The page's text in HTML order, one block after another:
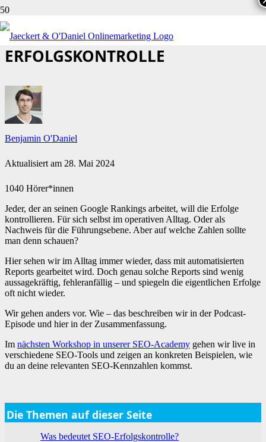
SO GEHT SEO-
ERFOLGSKONTROLLE
Benjamin O'Daniel
Aktualisiert am 28. Mai 2024
1040 Hörer*innen
Jeder, der an seinen Google Rankings arbeitet, will die Erfolge
kontrollieren. Für sich selbst im operativen Alltag. Oder als
Nachweis für die Führungsebene. Aber auf welche Zahlen sollte
man denn schauen?
Hier sehen wir im Alltag immer wieder, dass mit automatisierten
Reports gearbeitet wird. Doch genau solche Reports sind wenig
aussagekräftig, fehleranfällig – und spiegeln die eigentlichen Erfolge
oft nicht wieder.
Wir gehen anders vor. Wie – das beschreiben wir in der Podcast-
Episode und hier in der Zusammenfassung.
Im nächsten Workshop in unserer SEO-Academy gehen wir live in
verschiedene SEO-Tools und zeigen an konkreten Beispielen, wie
du an deine relevanten SEO-Kennzahlen kommst.
Die Themen auf dieser Seite
Was bedeutet SEO-Erfolgskontrolle?